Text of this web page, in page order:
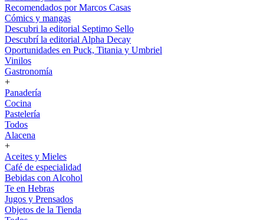
Recomendados por Marcos Casas
Cómics y mangas
Descubri la editorial Septimo Sello
Descubrí la editorial Alpha Decay
Oportunidades en Puck, Titania y Umbriel
Vinilos
Gastronomía
+
Panadería
Cocina
Pastelería
Todos
Alacena
+
Aceites y Mieles
Café de especialidad
Bebidas con Alcohol
Te en Hebras
Jugos y Prensados
Objetos de la Tienda